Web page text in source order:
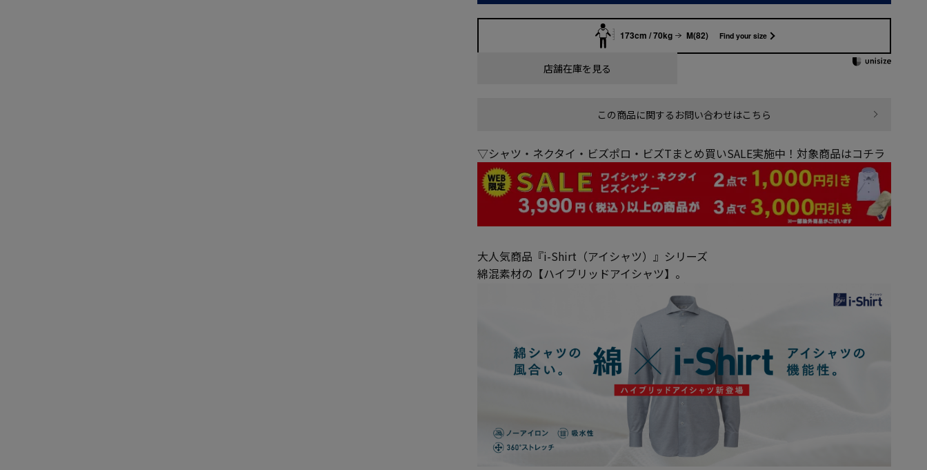
173cm / 70kg M(82) Find your size
店舗在庫を見る
この商品に関するお問い合わせはこちら
▽シャツ・ネクタイ・ビズポロ・ビズTまとめ買いSALE実施中！対象商品はコチラ
大人気商品『i-Shirt（アイシャツ）』シリーズ
綿混素材の【ハイブリッドアイシャツ】。